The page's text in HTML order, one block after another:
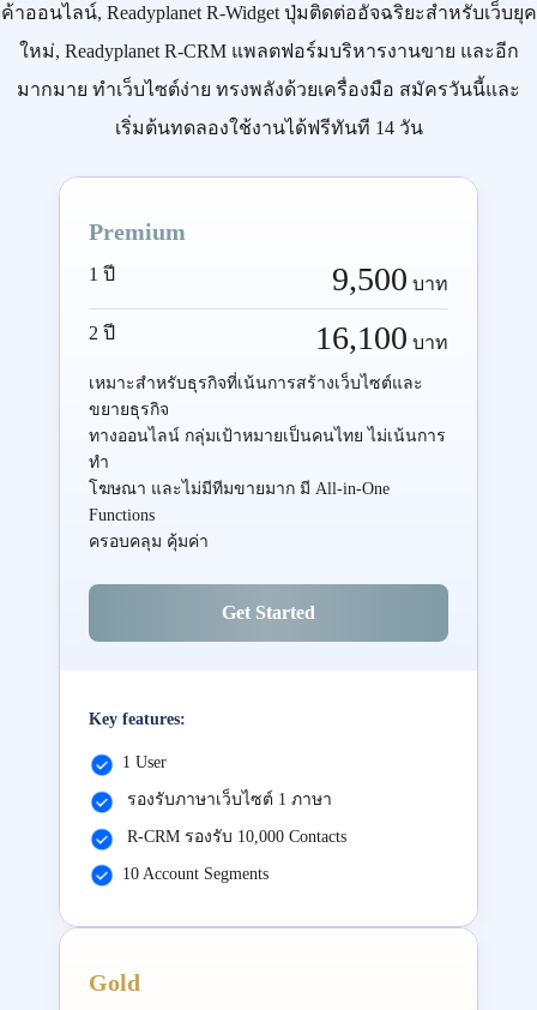
ค้าออนไลน์, Readyplanet R-Widgetปุ่มติดต่ออัจฉริยะสำหรับเว็บยุค
ใหม่, Readyplanet R-CRMแพลตฟอร์มบริหารงานขาย และอีก
มากมาย ทำเว็บไซต์ง่าย ทรงพลังด้วยเครื่องมือ สมัครวันนี้และ
เริ่มต้นทดลองใช้งานได้ฟรีทันที 14 วัน
Premium
1 ปี 9,500 บาท
2 ปี 16,100 บาท
เหมาะสำหรับธุรกิจที่เน้นการสร้างเว็บไซต์และ
ขยายธุรกิจ
ทางออนไลน์ กลุ่มเป้าหมายเป็นคนไทย ไม่เน้นการ
ทำ
โฆษณา และไม่มีทีมขายมาก มี All-in-One
Functions
ครอบคลุม คุ้มค่า
Get Started
Key features:
1 User
รองรับภาษาเว็บไซต์ 1 ภาษา
R-CRM รองรับ 10,000 Contacts
10 Account Segments
Gold